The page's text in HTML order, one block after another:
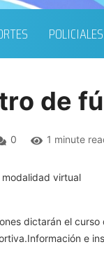
POLICIALES
de
0 1 minute
dictarán el
e